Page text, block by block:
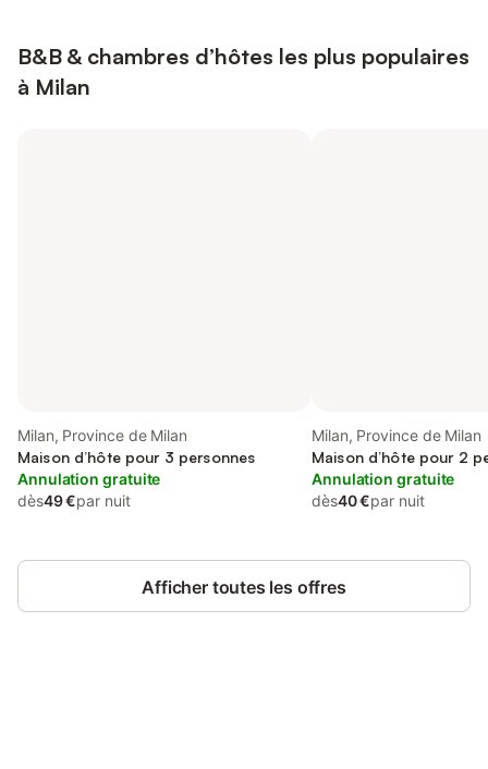
B&B & chambres d’hôtes les plus populaires
à Milan
Milan, Province de Milan
Maison d’hôte pour 3 personnes
Annulation gratuite
dès49 €par nuit
Milan, Province de Milan
Maison d’hôte pour 2
Annulation gratuite
dès40 €par nuit
Afficher toutes les offres